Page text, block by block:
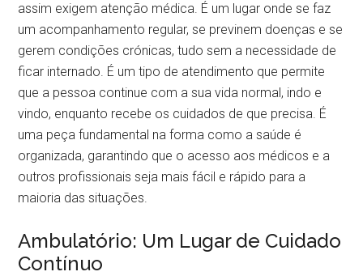
assim exigem atenção médica. É um lugar onde se faz
um acompanhamento regular, se previnem doenças e se
gerem condições crónicas, tudo sem a necessidade de
ficar internado. É um tipo de atendimento que permite
que a pessoa continue com a sua vida normal, indo e
vindo, enquanto recebe os cuidados de que precisa. É
uma peça fundamental na forma como a saúde é
organizada, garantindo que o acesso aos médicos e a
outros profissionais seja mais fácil e rápido para a
maioria das situações.
Ambulatório: Um Lugar de Cuidado
Contínuo